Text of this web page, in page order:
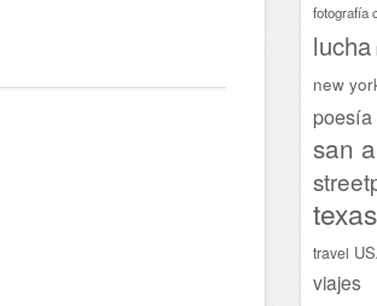
fotografía
lucha
new
poesía
san
texas
travel
viajes